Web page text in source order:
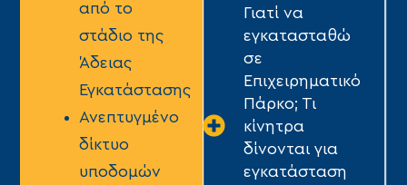
από το
στάδιο της
Άδειας
Εγκατάστασης
Ανεπτυγμένο
δίκτυο
υποδομών
Γιατί να
εγκατασταθώ
σε
Επιχειρηματικό
Πάρκο; Τι
κίνητρα
δίνονται για
εγκατάσταση